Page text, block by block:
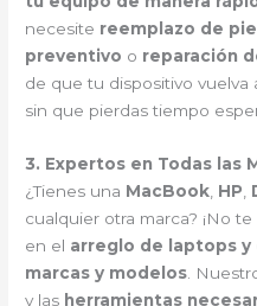
necesite reemplazo de
preventivo o reparación
de que tu dispositivo vuelva
sin que pierdas tiempo
3. Expertos en Todas las
¿Tienes una MacBook HP
cualquier otra marca? ¡No
en el arreglo de laptops
marcas y modelos .
y las herramientas